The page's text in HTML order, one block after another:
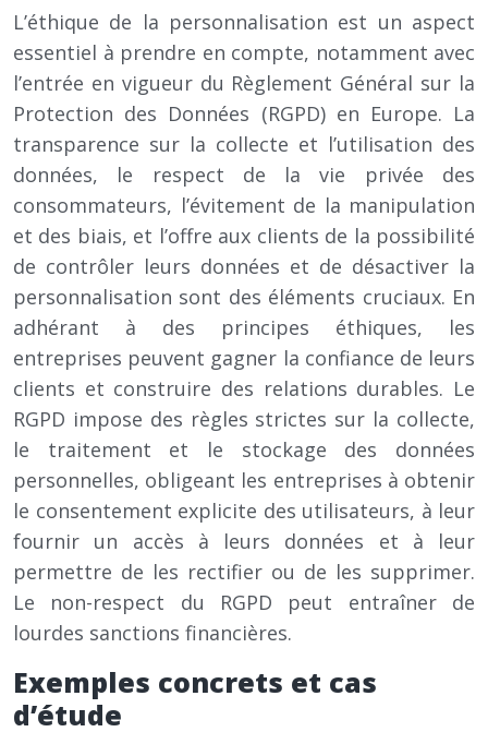
L’éthique de la personnalisation est un aspect
essentiel à prendre en compte, notamment avec
l’entrée en vigueur du Règlement Général sur la
Protection des Données (RGPD) en Europe. La
transparence sur la collecte et l’utilisation des
données, le respect de la vie privée des
consommateurs, l’évitement de la manipulation
et des biais, et l’offre aux clients de la possibilité
de contrôler leurs données et de désactiver la
personnalisation sont des éléments cruciaux. En
adhérant à des principes éthiques, les
entreprises peuvent gagner la confiance de leurs
clients et construire des relations durables. Le
RGPD impose des règles strictes sur la collecte,
le traitement et le stockage des données
personnelles, obligeant les entreprises à obtenir
le consentement explicite des utilisateurs, à leur
fournir un accès à leurs données et à leur
permettre de les rectifier ou de les supprimer.
Le non-respect du RGPD peut entraîner de
lourdes sanctions financières.
Exemples concrets et cas
d’étude